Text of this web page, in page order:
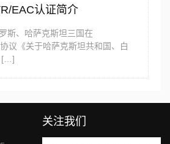
EAC认证简介
斯、哈萨克斯坦三国在
议《关于哈萨克斯坦共和国、白
[…]
关注我们